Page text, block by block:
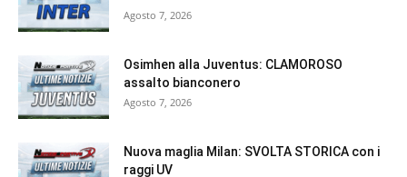
Agosto 7, 2026
Osimhen alla Juventus: CLAMOROSO
assalto bianconero
Agosto 7, 2026
Nuova maglia Milan: SVOLTA STORICA con i
raggi UV